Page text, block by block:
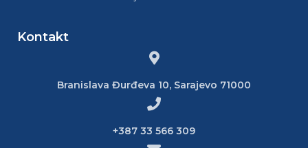
Kontakt
Branislava Đurđeva 10, Sarajevo 71000
+387 33 566 309